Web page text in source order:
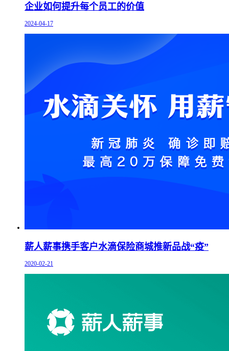
企业如何提升每个员工的价值
2024-04-17
薪人薪事携手客户水滴保险商城推新品战“疫”
2020-02-21